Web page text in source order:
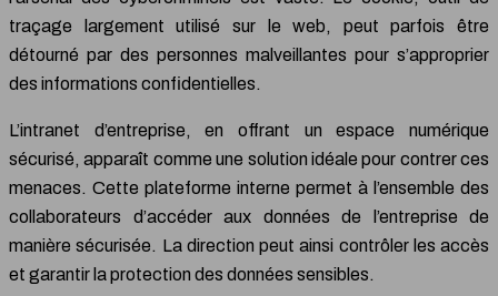
traçage largement utilisé sur le web, peut parfois être
détourné par des personnes malveillantes pour s’approprier
des informations confidentielles.
L’intranet d’entreprise, en offrant un espace numérique
sécurisé, apparaît comme une solution idéale pour contrer ces
menaces. Cette plateforme interne permet à l’ensemble des
collaborateurs d’accéder aux données de l’entreprise de
manière sécurisée. La direction peut ainsi contrôler les accès
et garantir la protection des données sensibles.